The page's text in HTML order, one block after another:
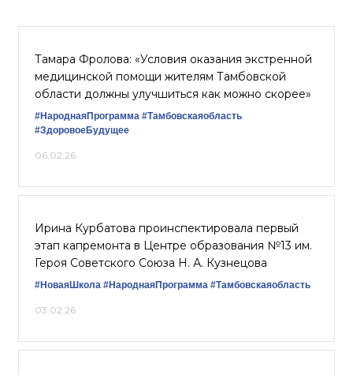
Тамара Фролова: «Условия оказания экстренной
медицинской помощи жителям Тамбовской
области должны улучшиться как можно скорее»
#НароднаяПрограмма #Тамбовскаяобласть
#ЗдоровоеБудущее
06.02.26
Ирина Курбатова проинспектировала первый
этап капремонта в Центре образования №13 им.
Героя Советского Союза Н. А. Кузнецова
#НоваяШкола #НароднаяПрограмма #Тамбовскаяобласть
03.02.26